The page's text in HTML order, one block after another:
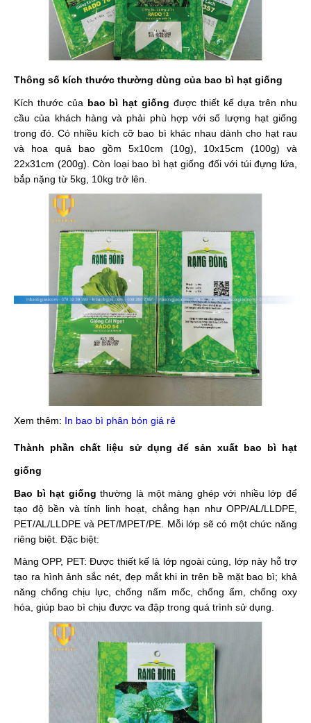
Thông số kích thước thường dùng của bao bì hạt giống
Kích thước của bao bì hạt giống được thiết kế dựa trên nhu
cầu của khách hàng và phải phù hợp với số lượng hạt giống
trong đó. Có nhiều kích cỡ bao bì khác nhau dành cho hạt rau
và hoa quả bao gồm 5x10cm (10g), 10x15cm (100g) và
22x31cm (200g). Còn loại bao bì hạt giống đối với túi đựng lứa,
bắp nặng từ 5kg, 10kg trở lên.
Xem thêm: In bao bì phân bón giá rẻ
Thành phần chất liệu sử dụng để sản xuất bao bì hạt
giống
Bao bì hạt giống thường là một màng ghép với nhiều lớp để
tạo độ bền và tính linh hoạt, chẳng hạn như OPP/AL/LLDPE,
PET/AL/LLDPE và PET/MPET/PE. Mỗi lớp sẽ có một chức năng
riêng biệt. Đặc biệt:
Màng OPP, PET: Được thiết kế là lớp ngoài cùng, lớp này hỗ trợ
tạo ra hình ảnh sắc nét, đẹp mắt khi in trên bề mặt bao bì; khả
năng chống chịu lực, chống nấm mốc, chống ẩm, chống oxy
hóa, giúp bao bì chịu được va đập trong quá trình sử dụng.